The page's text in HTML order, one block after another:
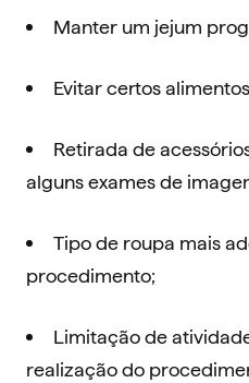
Manter um jejum
Evitar certos
Retirada de
alguns exames de
Tipo de roupa mais
procedimento;
Limitação de
realização do